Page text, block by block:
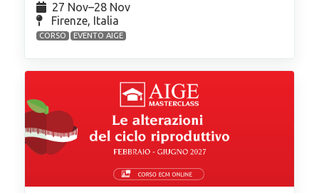
27 Nov⁠–28 Nov
Firenze, Italia
CORSO EVENTO AIGE